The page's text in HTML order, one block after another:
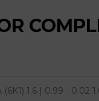
(6K1) 1.6 | 0.99 - 0.02